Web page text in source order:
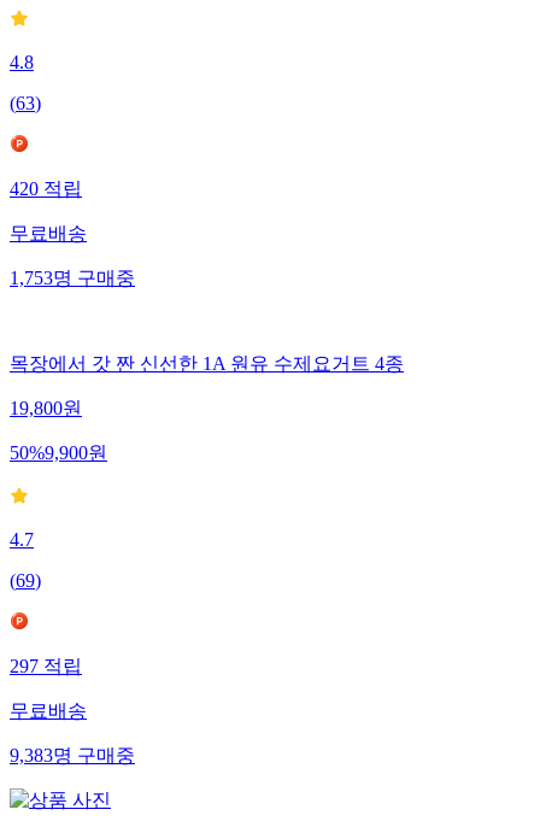
4.8
(63)
420적립
무료배송
1,753명구매중
목장에서 갓 짠 신선한 1A 원유 수제요거트 4종
19,800원
50%9,900원
4.7
(69)
297적립
무료배송
9,383명구매중